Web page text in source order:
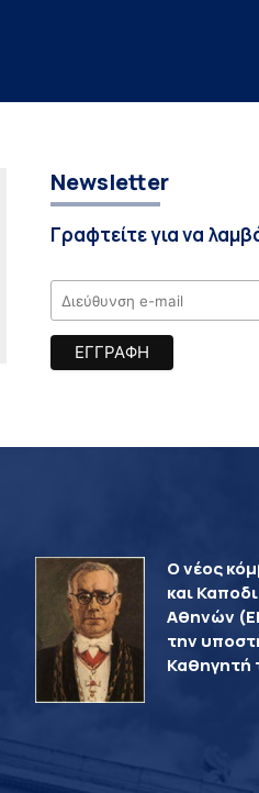
Newsletter
Γραφτείτε για να
Ο νέος
και
Αθηνών
την
Καθηγητή